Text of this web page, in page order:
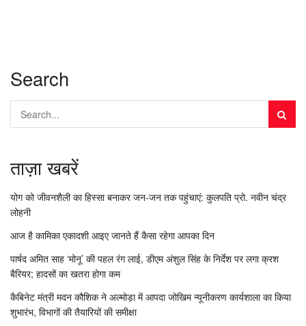
Search
ताज़ा खबरें
योग को जीवनशैली का हिस्सा बनाकर जन-जन तक पहुंचाएं: कुलपति प्रो. नवीन चंद्र
लोहनी
आज है कामिका एकादशी आइए जानते हैं कैसा रहेगा आपका दिन
पार्षद अमित साह ‘मोनू’ की पहल रंग लाई, डीएम अंशुल सिंह के निर्देश पर लगा क्रश
बैरियर; हादसों का खतरा होगा कम
कैबिनेट मंत्री मदन कौशिक ने अल्मोड़ा में आपदा जोखिम न्यूनीकरण कार्यशाला का किया
शुभारंभ, विभागों की तैयारियों की समीक्षा